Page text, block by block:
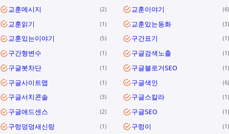
교훈메시지 2 교훈이야기 6
교훈읽기 1 교훈있는동화 3
교훈있는이야기 5 구간표기 1
구간형변수 1 구글검색노출 1
구글봇차단 1 구글블로거SEO 1
구글사이트맵 1 구글색인 6
구글서치콘솔 3 구글스칼라 1
구글애드센스 2 구글SEO 1
구렁덩덩새신랑 1 구렁이 1